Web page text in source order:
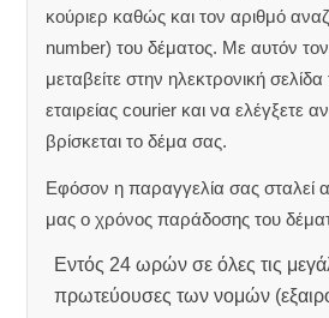
κούριερ καθώς και τον αριθμό
number) του δέματος. Με αυτόν
μεταβείτε στην ηλεκτρονική σελίδα
εταιρείας courier και να ελέγξετε
βρίσκεται το δέμα σας.
Εφόσον η παραγγελία σας σταλεί
μας ο χρόνος παράδοσης του
Εντός 24 ωρών σε όλες τις
πρωτεύουσες των νομών